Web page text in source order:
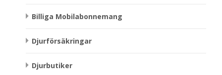
Billiga Mobilabonnemang
Djurförsäkringar
Djurbutiker